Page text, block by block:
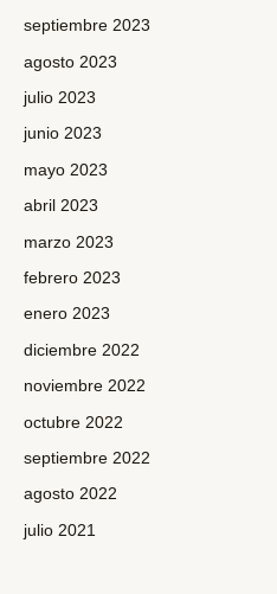
septiembre 2023
agosto 2023
julio 2023
junio 2023
mayo 2023
abril 2023
marzo 2023
febrero 2023
enero 2023
diciembre 2022
noviembre 2022
octubre 2022
septiembre 2022
agosto 2022
julio 2021